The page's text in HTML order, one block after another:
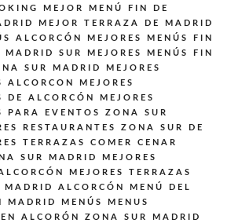
MEJOR MENÚ FIN DE
MEJOR TERRAZA DE MADRID
ALCORCÓN
MEJORES MENÚS FIN
MADRID SUR
MEJORES MENÚS FIN
SUR MADRID
MEJORES
ALCORCON
MEJORES
DE ALCORCÓN
MEJORES
PARA EVENTOS ZONA SUR
RESTAURANTES ZONA SUR DE
TERRAZAS COMER CENAR
SUR MADRID
MEJORES
MEJORES TERRAZAS
ALCORCÓN
MENÚ DEL
MADRID
MENÚS
MENUS
ALCORÓN ZONA SUR MADRID